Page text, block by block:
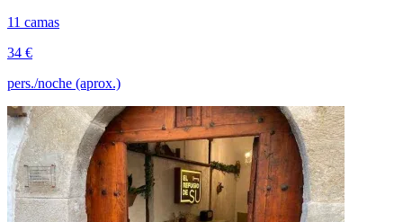
11 camas
34 €
pers./noche (aprox.)